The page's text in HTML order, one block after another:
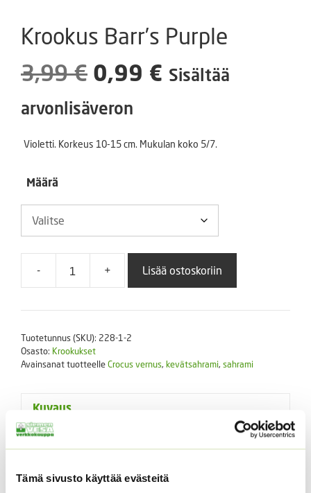
Tämä sivusto käyttää evästeitä
Krookus Barr’s Purple
3,99€ Alkuperäinen
hinta
oli:
0,99 € Nykyinen
on:
Sisältää
arvonlisäveron
Violetti. Korkeus 10-15 cm. Mukulan koko 5/7.
Määrä
-
Krookus
Purple
+ Lisää ostoskoriin
Tuotetunnus (SKU): 228-1-2
Osasto: Krookukset
Avainsanat tuotteelleCrocus vernus, kevätsahrami, sahrami
Kuvaus
Lisätiedot
Kuvaus